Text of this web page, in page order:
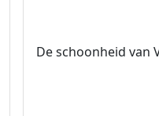
De schoonheid van